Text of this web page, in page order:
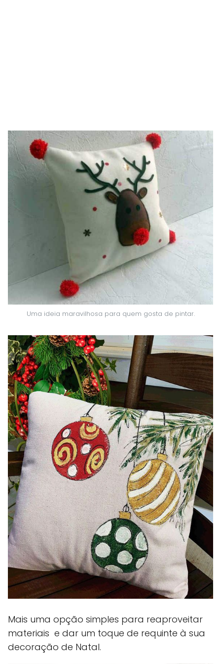
Uma ideia maravilhosa para quem gosta de pintar.
Mais uma opção simples para reaproveitar
materiais e dar um toque de requinte à sua
decoração de Natal.